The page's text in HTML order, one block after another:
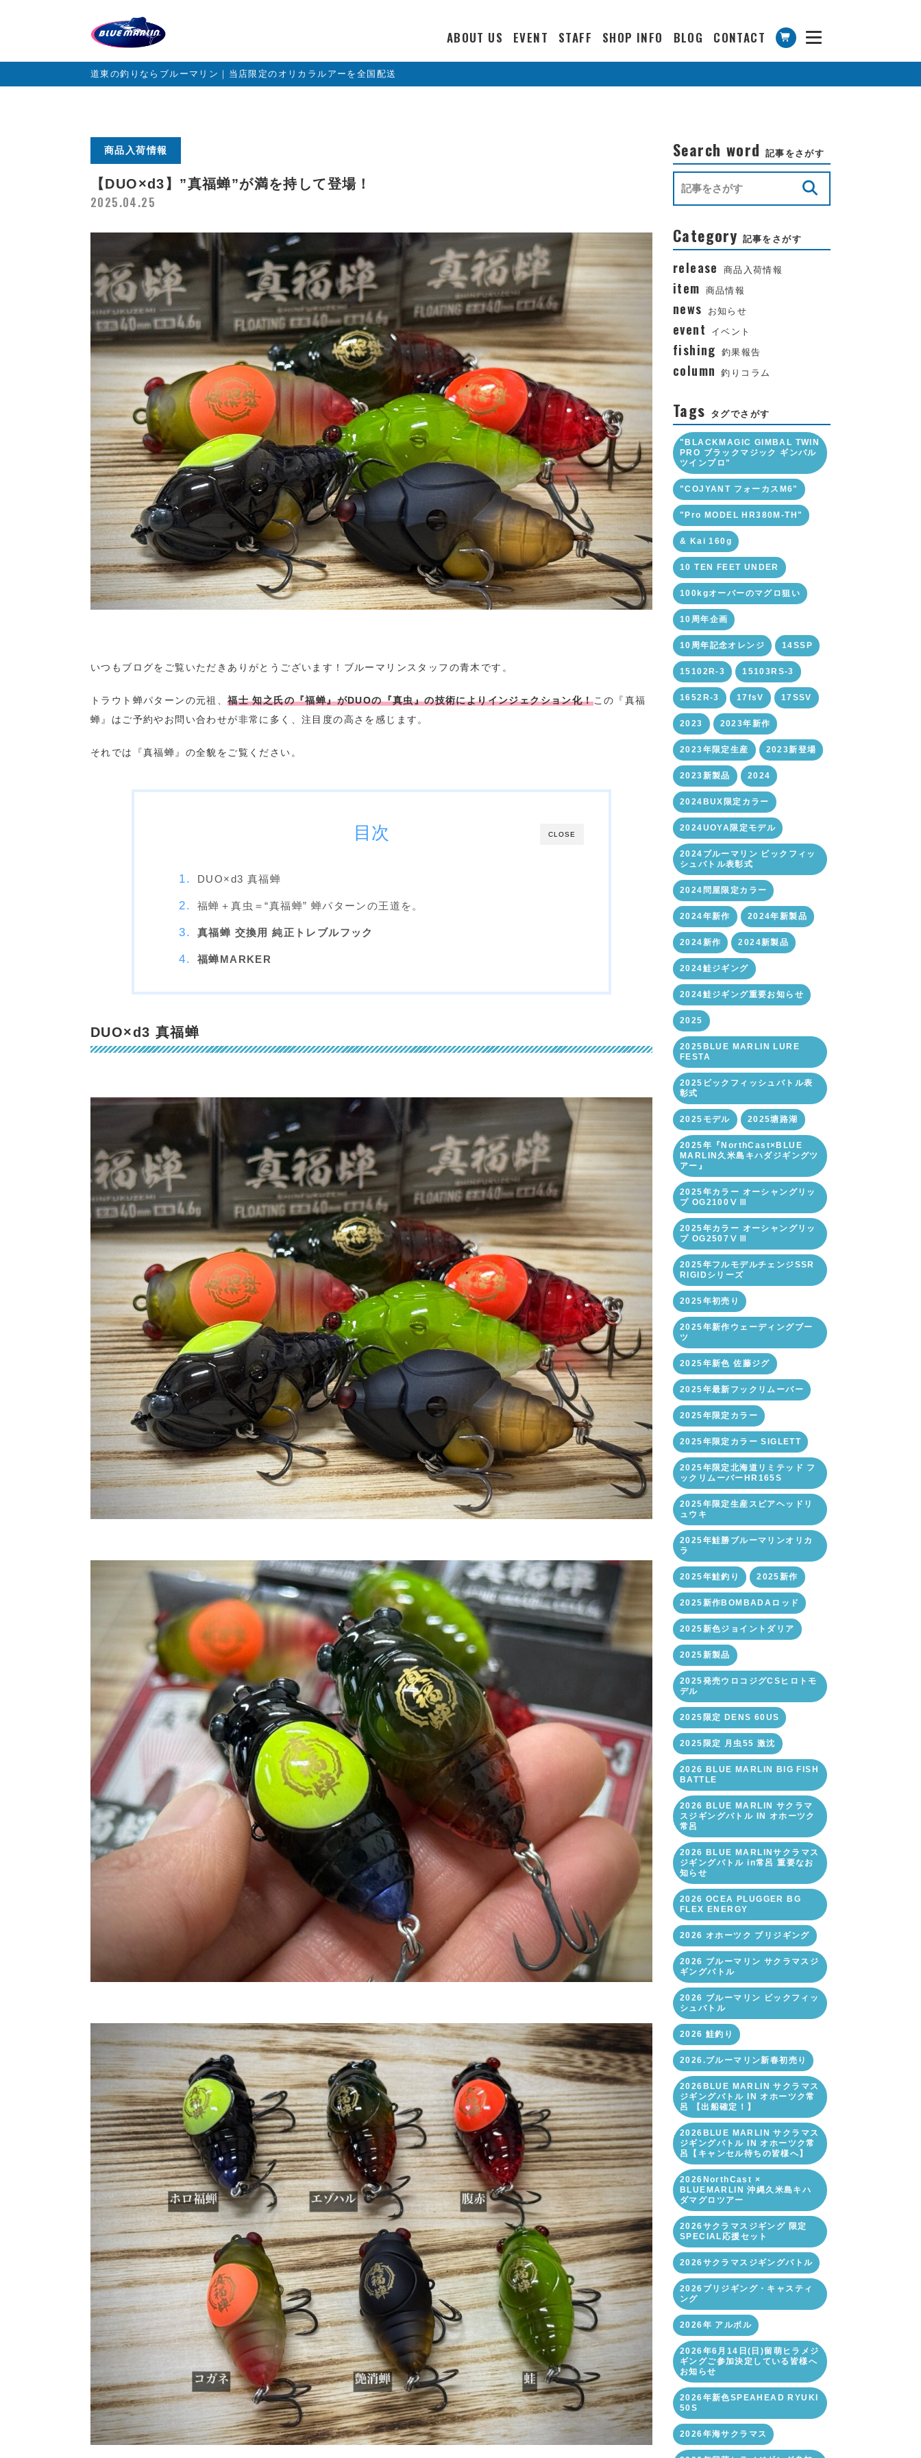
ABOUT US EVENT STAFF SHOP INFO BLOG CONTACT
道東の釣りならブルーマリン｜当店限定のオリカラルアーを全国配送
商品入荷情報
【DUO×d3】”真福蝉”が満を持して登場！
2025.04.25
いつもブログをご覧いただきありがとうございます！ブルーマリンスタッフの青木です。
トラウト蝉パターンの元祖、福士 知之氏の『福蝉』がDUOの『真虫』の技術によりインジェクション化！この『真福
蝉』はご予約やお問い合わせが非常に多く、注目度の高さを感じます。
それでは『真福蝉』の全貌をご覧ください。
CLOSE
目次
DUO×d3 真福蝉
福蝉＋真虫＝“真福蝉” 蝉パターンの王道を。
真福蝉 交換用 純正トレブルフック
福蝉MARKER
DUO×d3 真福蝉
Search word 記事をさがす
Category 記事をさがす
release 商品入荷情報
item 商品情報
news お知らせ
event イベント
fishing 釣果報告
column 釣りコラム
Tags タグでさがす
"BLACKMAGIC GIMBAL TWIN
PRO ブラックマジック ギンバル
ツインプロ"
"COJYANT フォーカスM6"
"Pro MODEL HR380M-TH"
& Kai 160g
10 TEN FEET UNDER
100kgオーバーのマグロ狙い
10周年企画
10周年記念オレンジ 14SSP
15102R-3 15103RS-3
1652R-3 17fsV 17SSV
2023 2023年新作
2023年限定生産 2023新登場
2023新製品 2024
2024BUX限定カラー
2024UOYA限定モデル
2024ブルーマリン ビックフィッ
シュバトル表彰式
2024問屋限定カラー
2024年新作 2024年新製品
2024新作 2024新製品
2024鮭ジギング
2024鮭ジギング重要お知らせ
2025
2025BLUE MARLIN LURE
FESTA
2025ビックフィッシュバトル表
彰式
2025モデル 2025塘路湖
2025年『NorthCast×BLUE
MARLIN久米島キハダジギングツ
アー』
2025年カラー オーシャングリッ
プ OG2100ⅤⅢ
2025年カラー オーシャングリッ
プ OG2507ⅤⅢ
2025年フルモデルチェンジSSR
RIGIDシリーズ
2025年初売り
2025年新作ウェーディングブー
ツ
2025年新色 佐藤ジグ
2025年最新フックリムーバー
2025年限定カラー
2025年限定カラー SIGLETT
2025年限定北海道リミテッド フ
ックリムーバーHR165S
2025年限定生産スピアヘッドリ
ュウキ
2025年鮭勝ブルーマリンオリカ
ラ
2025年鮭釣り 2025新作
2025新作BOMBADAロッド
2025新色ジョイントダリア
2025新製品
2025発売ウロコジグCSヒロトモ
デル
2025限定 DENS 60US
2025限定 月虫55 激沈
2026 BLUE MARLIN BIG FISH
BATTLE
2026 BLUE MARLIN サクラマ
スジギングバトル IN オホーツク
常呂
2026 BLUE MARLINサクラマス
ジギングバトル in常呂 重要なお
知らせ
2026 OCEA PLUGGER BG
FLEX ENERGY
2026 オホーツク ブリジギング
2026 ブルーマリン サクラマスジ
ギングバトル
2026 ブルーマリン ビックフィッ
シュバトル
2026 鮭釣り
2026.ブルーマリン新春初売り
2026BLUE MARLIN サクラマス
ジギングバトル IN オホーツク常
呂 【出船確定！】
2026BLUE MARLIN サクラマス
ジギングバトル IN オホーツク常
呂【キャンセル待ちの皆様へ】
2026NorthCast ×
BLUEMARLIN 沖縄久米島キハ
ダマグロツアー
2026サクラマスジギング 限定
SPECIAL応援セット
2026サクラマスジギングバトル
2026ブリジギング・キャスティ
ング
2026年 アルボル
2026年6月14日(日)留萌ヒラメジ
ギングご参加決定している皆様へ
お知らせ
2026年新色SPEAHEAD RYUKI
50S
2026年海サクラマス